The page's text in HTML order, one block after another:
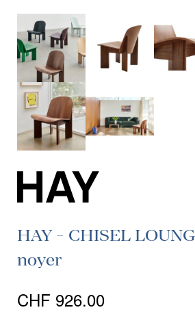
HAY - CHISEL
noyer
CHF 926.00